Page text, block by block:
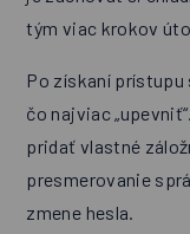
tým viac krokov
Po získaní
čo najviac
pridať vlastné
presmerovanie
zmene hesla.